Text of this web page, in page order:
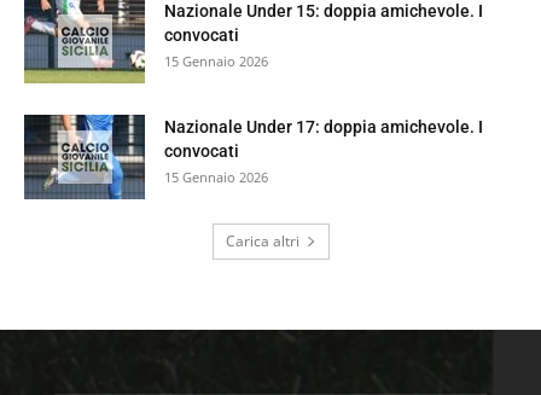
Nazionale Under 15: doppia amichevole. I
convocati
15 Gennaio 2026
Nazionale Under 17: doppia amichevole. I
convocati
15 Gennaio 2026
Carica altri